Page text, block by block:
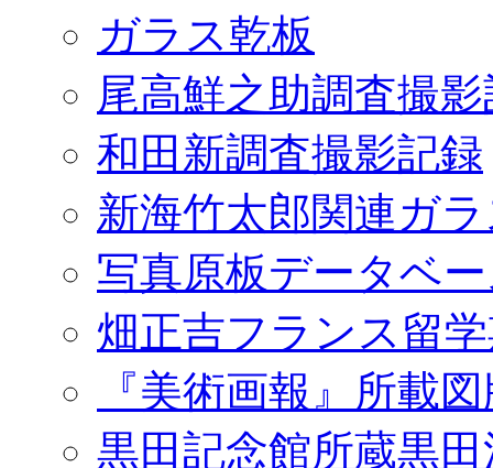
ガラス乾板
尾高鮮之助調査撮
和田新調査撮影記録
新海竹太郎関連ガ
写真原板データベ
畑正吉フランス留
『美術画報』所載
黒田記念館所蔵黒